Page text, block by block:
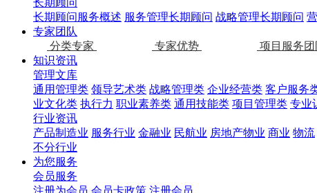
长期顾问
长期顾问服务概述 服务管理长期顾问 战略管理长期顾问
专家团队
分类专家
专家优势
项目服务团
知识资讯
管理文库
通用管理类 领导艺术类 战略管理类 企业经营类 客户服务
业文化类 执行力 职业素养类 通用技能类 项目管理类 专业
行业资讯
产品制造业 服务行业 金融业 民航业 房地产物业 商业 物流
不分行业
为您服务
会员服务
注册为会员 会员卡政策 注册会员